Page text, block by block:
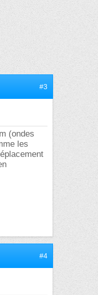
#3
(ondes
les
#4